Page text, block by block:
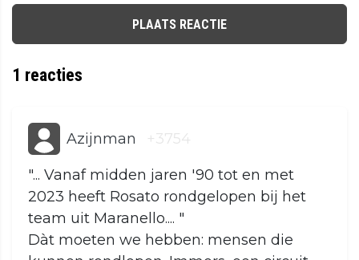
PLAATS REACTIE
1 reacties
Azijnman +3754
"... Vanaf midden jaren '90 tot en met
2023 heeft Rosato rondgelopen bij het
team uit Maranello.... "
Dàt moeten we hebben: mensen die